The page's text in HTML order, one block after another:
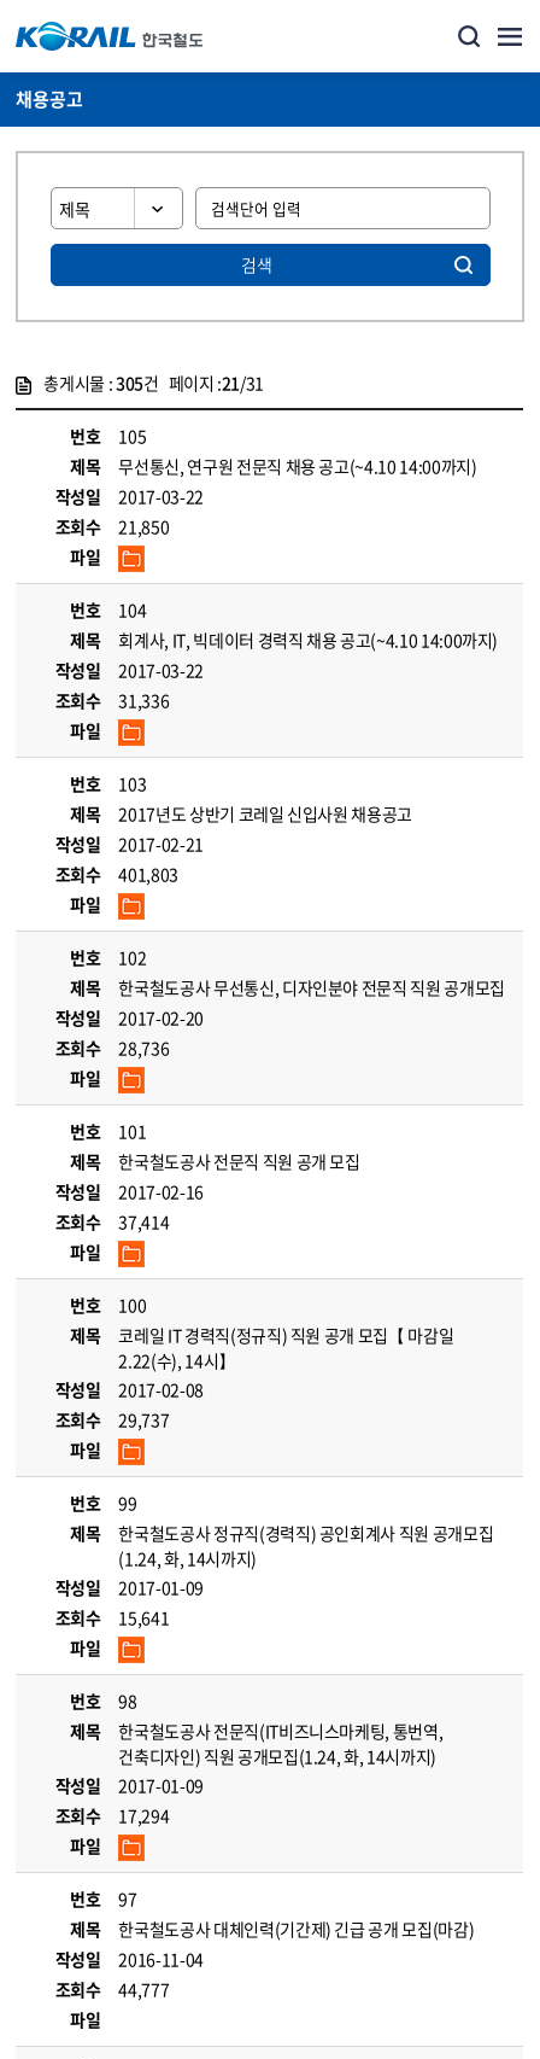
채용공고
검색
총게시물 :305건 페이지 :21/31
번호
105
제목
무선통신, 연구원 전문직 채용 공고(~4.10 14:00까지)
작성일
2017-03-22
조회수
21,850
파일
번호
104
제목
회계사, IT, 빅데이터 경력직 채용 공고(~4.10 14:00까지)
작성일
2017-03-22
조회수
31,336
파일
번호
103
제목
2017년도 상반기 코레일 신입사원 채용공고
작성일
2017-02-21
조회수
401,803
파일
번호
102
제목
한국철도공사 무선통신, 디자인분야 전문직 직원 공개모집
작성일
2017-02-20
조회수
28,736
파일
번호
101
제목
한국철도공사 전문직 직원 공개 모집
작성일
2017-02-16
조회수
37,414
파일
번호
100
제목
코레일 IT 경력직(정규직) 직원 공개 모집【 마감일
2.22(수), 14시】
작성일
2017-02-08
조회수
29,737
파일
번호
99
제목
한국철도공사 정규직(경력직) 공인회계사 직원 공개모집
(1.24, 화, 14시까지)
작성일
2017-01-09
조회수
15,641
파일
번호
98
제목
한국철도공사 전문직(IT비즈니스마케팅, 통번역,
건축디자인) 직원 공개모집(1.24, 화, 14시까지)
작성일
2017-01-09
조회수
17,294
파일
번호
97
제목
한국철도공사 대체인력(기간제) 긴급 공개 모집(마감)
작성일
2016-11-04
조회수
44,777
파일